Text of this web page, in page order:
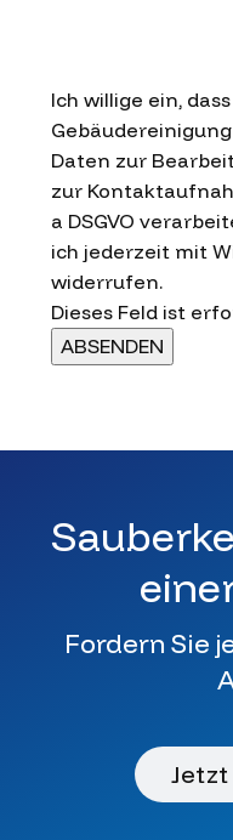
Ich willige ein,
Daten zur
zur
a DSGVO
ich jederzeit mit
widerrufen.
Dieses Feld ist
ABSENDEN
Fordern Sie